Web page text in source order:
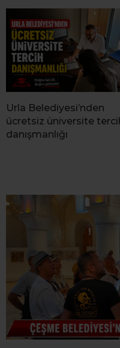
Urla Belediyesi’nden
ücretsiz üniversite
danışmanlığı